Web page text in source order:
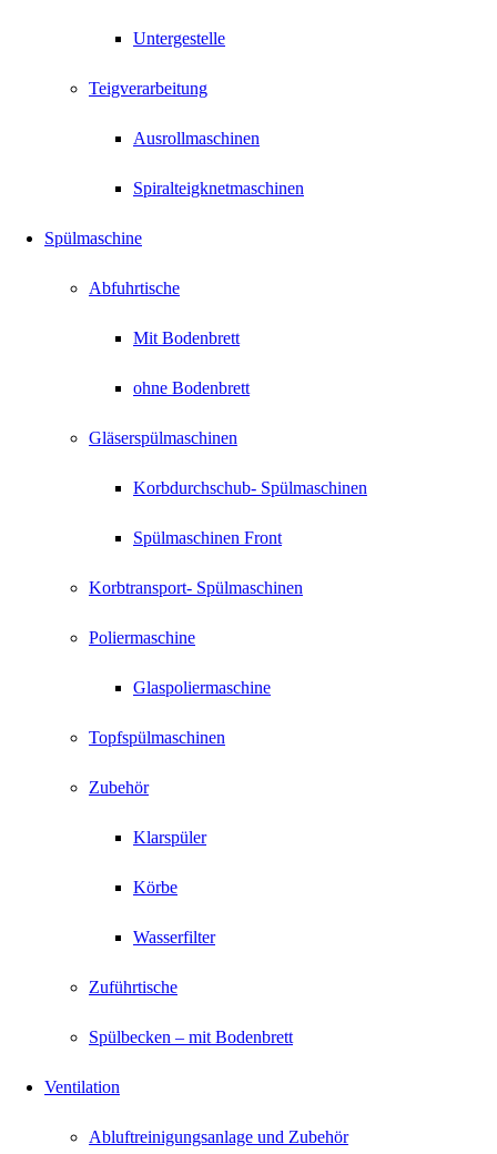
Untergestelle
Teigverarbeitung
Ausrollmaschinen
Spiralteigknetmaschinen
Spülmaschine
Abfuhrtische
Mit Bodenbrett
ohne Bodenbrett
Gläserspülmaschinen
Korbdurchschub- Spülmaschinen
Spülmaschinen Front
Korbtransport- Spülmaschinen
Poliermaschine
Glaspoliermaschine
Topfspülmaschinen
Zubehör
Klarspüler
Körbe
Wasserfilter
Zuführtische
Spülbecken – mit Bodenbrett
Ventilation
Abluftreinigungsanlage und Zubehör